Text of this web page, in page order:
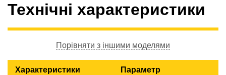
Технічні характеристики
Порівняти з іншими моделями
Характеристики Параметр